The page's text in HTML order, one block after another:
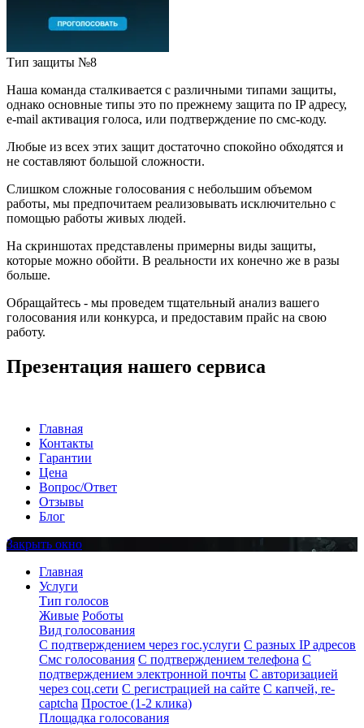
Тип защиты №8
Наша команда сталкивается с различными типами защиты,
однако основные типы это по прежнему защита по IP адресу,
e-mail активация голоса, или подтверждение по смс-коду.
Любые из всех этих защит достаточно спокойно обходятся и
не составляют большой сложности.
Слишком сложные голосования с небольшим объемом
работы, мы предпочитаем реализовывать исключительно с
помощью работы живых людей.
На скриншотах представлены примерны виды защиты,
которые можно обойти. В реальности их конечно же в разы
больше.
Обращайтесь - мы проведем тщательный анализ вашего
голосования или конкурса, и предоставим прайс на свою
работу.
Презентация нашего сервиса
Главная
Контакты
Гарантии
Цена
Вопрос/Ответ
Отзывы
Блог
Закрыть окно
Главная
Услуги
Тип голосов
Живые Роботы
Вид голосования
С подтверждением через гос.услуги С разных IP адресов
Смс голосования С подтверждением телефона С
подтверждением электронной почты С авторизацией
через соц.сети С регистрацией на сайте С капчей, re-
captcha Простое (1-2 клика)
Площадка голосования